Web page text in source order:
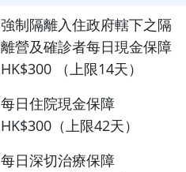
強制隔離入住政府轄下之隔
離營及確診者每日現金保障
HK$300 （上限14天）
每日住院現金保障
HK$300（上限42天）
每日深切治療保障